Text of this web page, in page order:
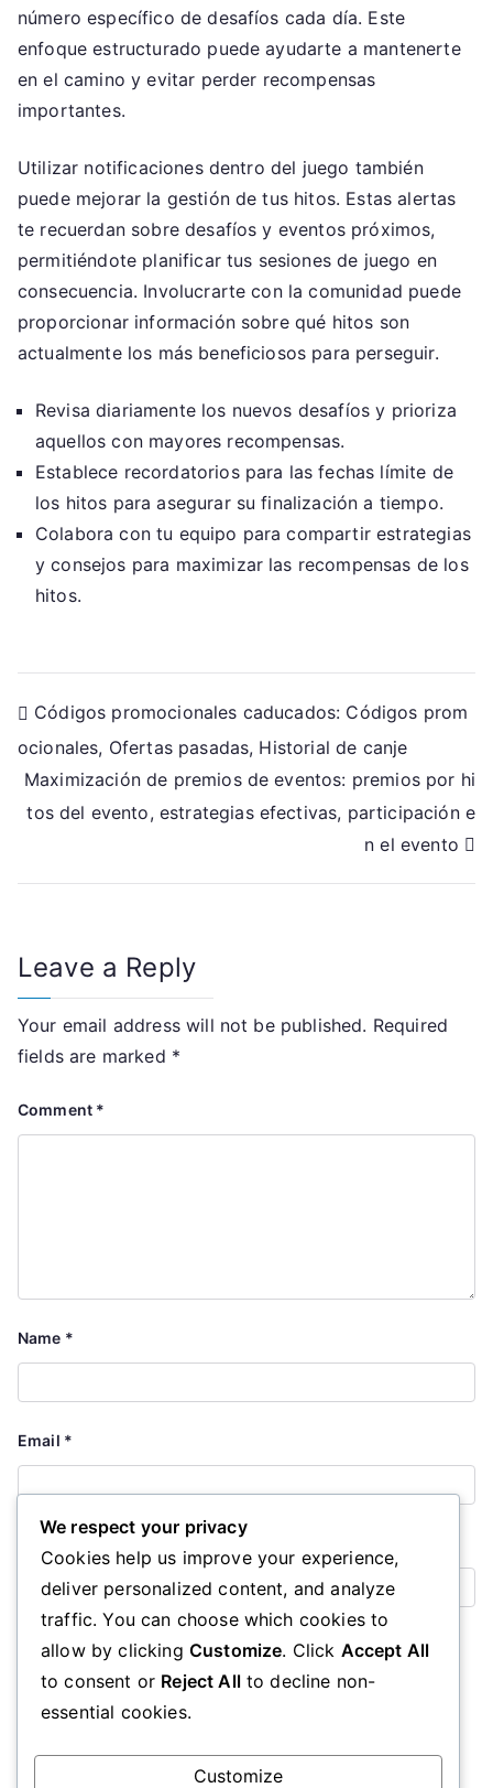
número específico de desafíos cada día. Este
enfoque estructurado puede ayudarte a mantenerte
en el camino y evitar perder recompensas
importantes.
Utilizar notificaciones dentro del juego también
puede mejorar la gestión de tus hitos. Estas alertas
te recuerdan sobre desafíos y eventos próximos,
permitiéndote planificar tus sesiones de juego en
consecuencia. Involucrarte con la comunidad puede
proporcionar información sobre qué hitos son
actualmente los más beneficiosos para perseguir.
Revisa diariamente los nuevos desafíos y prioriza
aquellos con mayores recompensas.
Establece recordatorios para las fechas límite de
los hitos para asegurar su finalización a tiempo.
Colabora con tu equipo para compartir estrategias
y consejos para maximizar las recompensas de los
hitos.
Post
navigation
Códigos promocionales caducados: Códigos prom
ocionales, Ofertas pasadas, Historial de canje
Maximización de premios de eventos: premios por hi
tos del evento, estrategias efectivas, participación e
n el evento
Leave a Reply
Your email address will not be published. Required
fields are marked *
Comment *
Name *
Email *
Save my name, email, and website in this browser for the
next time I comment.
We respect your privacy
Cookies help us improve your experience,
deliver personalized content, and analyze
traffic. You can choose which cookies to
allow by clicking Customize. Click Accept All
to consent or Reject Allto decline non-
essential cookies.
Customize